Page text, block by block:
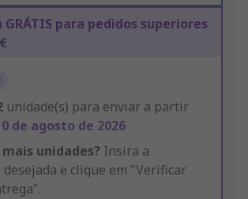
GRÁTIS para pedidos superiores
unidade(s) para enviar a partir
de agosto de 2026
unidades? Insira a
e clique em "Verificar